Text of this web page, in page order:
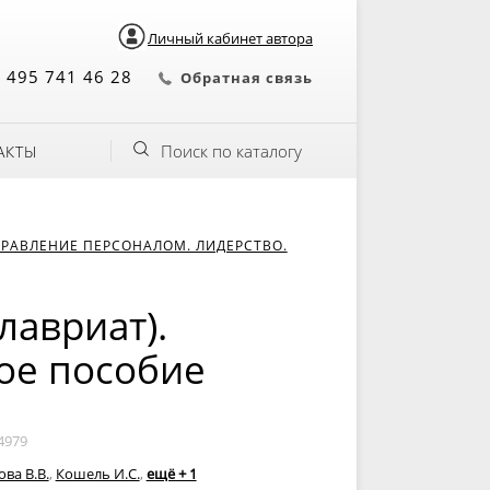
Личный кабинет автора
495 741 46 28 Обратная связь
Поиск по каталогу
ПЕРСОНАЛОМ. ЛИДЕРСТВО.
пособие
В.В., Кошель И.С., ещё + 1